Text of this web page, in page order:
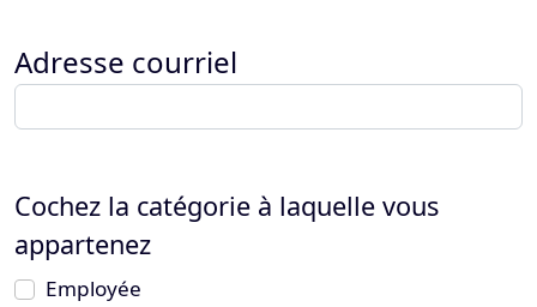
Adresse courriel
Cochez la catégorie à laquelle vous
appartenez
Employée